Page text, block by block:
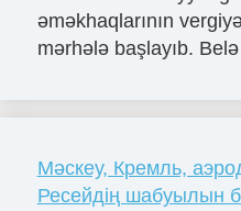
əməkhaqlarının
mərhələ başlayıb.
Мәскеу, Кремль,
Ресейдің шабуылын